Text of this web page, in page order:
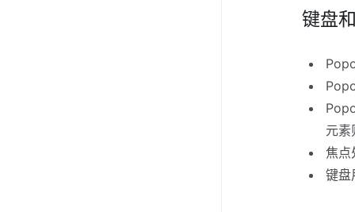
键盘
元素
焦点
键盘